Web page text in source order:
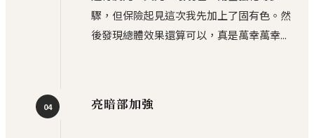
驟，但保險起見這次我先加上了固有色。然
後發現總體效果還算可以，真是萬幸萬幸...
04 亮暗部加強